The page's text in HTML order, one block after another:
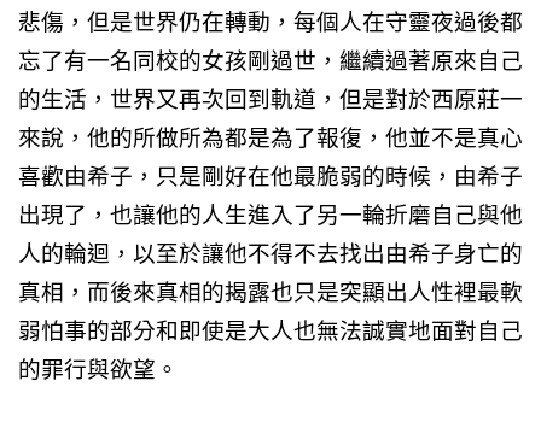
悲傷，但是世界仍在轉動，每個人在守靈夜過後都
忘了有一名同校的女孩剛過世，繼續過著原來自己
的生活，世界又再次回到軌道，但是對於西原莊一
來說，他的所做所為都是為了報復，他並不是真心
喜歡由希子，只是剛好在他最脆弱的時候，由希子
出現了，也讓他的人生進入了另一輪折磨自己與他
人的輪迴，以至於讓他不得不去找出由希子身亡的
真相，而後來真相的揭露也只是突顯出人性裡最軟
弱怕事的部分和即使是大人也無法誠實地面對自己
的罪行與欲望。